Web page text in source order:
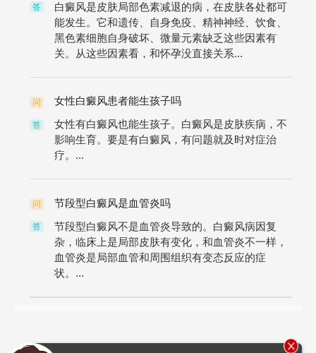
答
白癜风是皮肤局部色素减退的病，在皮肤各处都可
能发生。它和遗传、自身免疫、精神神经、饮食、
黑色素细胞自身破坏、微量元素缺乏这些因素有
关。从这些因素看，和怀孕没直接关系...
问 女性白癜风患者能生孩子吗
答
女性有白癜风也能生孩子。白癜风是皮肤疾病，不
影响生育。要是有白癜风，有问题就及时对症治
疗。...
问 节段型白癜风是血管炎吗
答
节段型白癜风不是血管炎导致的。白癜风病因复
杂，临床上是局部皮肤有变化，和血管炎不一样，
血管炎是局部血管和周围组织有变态反应的症
状。...